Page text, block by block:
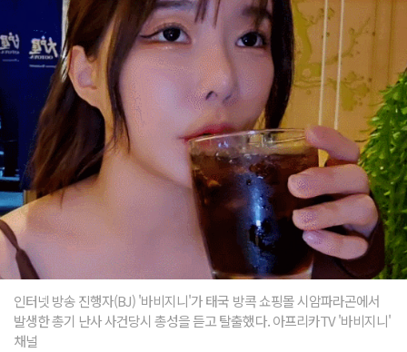
인터넷 방송 진행자(BJ) '바비지니'가 태국 방콕 쇼핑몰 시암파라곤에서
발생한 총기 난사 사건당시 총성을 듣고 탈출했다. 아프리카TV '바비지니'
채널